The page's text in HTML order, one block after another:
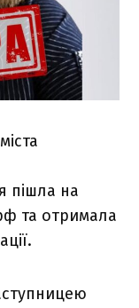
пішла на
та отримала